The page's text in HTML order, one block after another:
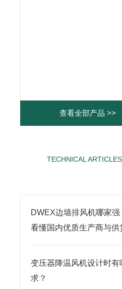
查看全部产品 >>
TECHNICAL ARTICLES
DWEX边墙排风机哪家强
看懂国内优质生产商与供
变压器降温风机设计时有
求？